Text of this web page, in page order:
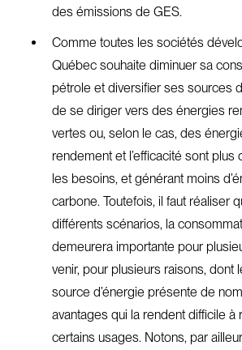
des émissions de GES.
Comme toutes les sociétés
Québec souhaite diminuer sa
pétrole et diversifier ses sources
de se diriger vers des énergies
vertes ou, selon le cas, des
rendement et l’efficacité sont plus
les besoins, et générant moins
carbone. Toutefois, il faut réaliser
différents scénarios, la
demeurera importante pour
venir, pour plusieurs raisons, dont
source d’énergie présente de
avantages qui la rendent difficile à
certains usages. Notons, par